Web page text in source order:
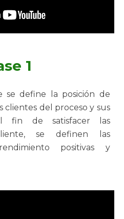
1
se define la posición de
clientes del proceso y sus
fin de satisfacer las
se definen las
positivas y